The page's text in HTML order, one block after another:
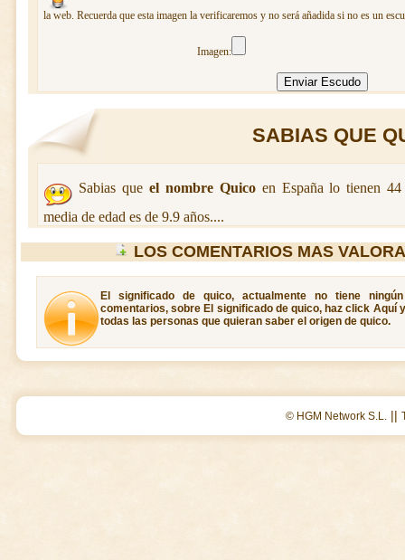
la web. Recuerda que esta imagen la verificaremos y no será añadida si no es un
Imagen:
SABIAS QUE
Sabias que el nombre Quicoen España lo tienen 44
media de edad es de 9.9 años....
LOS COMENTARIOS MAS
El significado de quico, actualmente no tiene
comentarios, sobre El significado de quico, haz click Aquí
todas las personas que quieran saber el origen de quico.
© HGM Network S.L. ||